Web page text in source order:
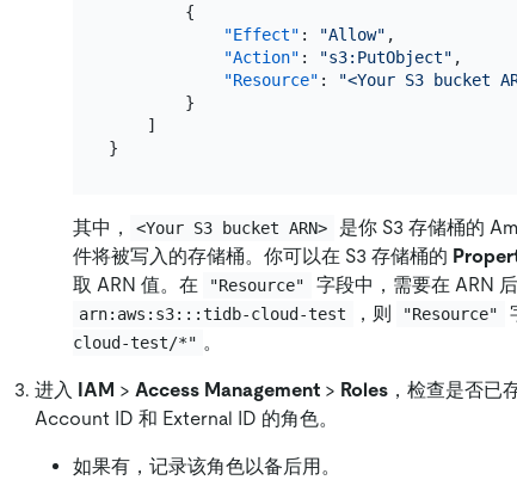
{
"Effect" : "Allow" ,
"Action" : "s3:PutObject" ,
"Resource" :
"<Your S3 bucket
}
]
}
其中， <Your S3 bucket ARN>
是你 S3 存储桶的
件将被写入的存储桶。你可以在 S3 存储桶的
取 ARN 值。在
"Resource" 字段中，需要在 ARN
arn:aws:s3:::tidb-cloud-test ，则 "Resource"
cloud-test/*" 。
进入 IAM > Access Management > Roles ，检查是否已
Account ID 和 External ID 的角色。
如果有，记录该角色以备后用。